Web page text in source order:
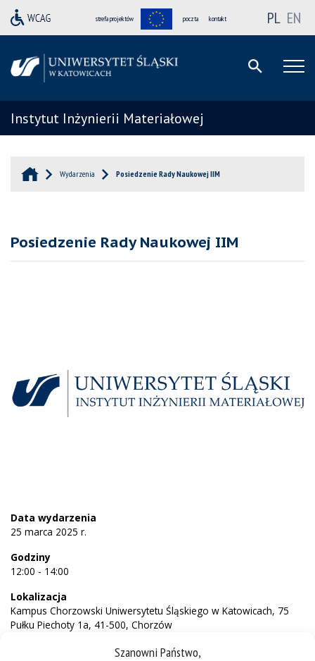
Szanowni Państwo,
strefa projektów poczta kontakt PL EN
Instytut Inżynierii Materiałowej
Wydarzenia Posiedzenie Rady Naukowej IIM
Posiedzenie Rady Naukowej IIM
Data wydarzenia
25 marca 2025 r.
Godziny
12:00 - 14:00
Lokalizacja
Kampus Chorzowski Uniwersytetu Śląskiego w Katowicach, 75
Pułku Piechoty 1a, 41-500, Chorzów
Kategoria tematyczna